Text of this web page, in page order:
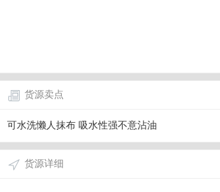
货源卖点
可水洗懒人抹布 吸水性强不意沾油
货源详细